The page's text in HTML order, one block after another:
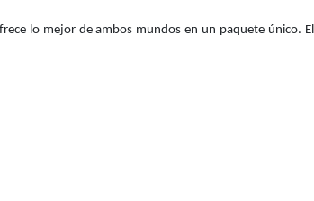
lo mejor de ambos mundos en un paquete único. El